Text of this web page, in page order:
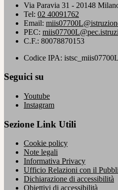
Via Paravia 31 - 20148
Tel: 02 40091762
Email:
PEC:
C.F.: 80078870153
Codice IPA: istsc_miis07700L
Seguici su
Youtube
Instagram
Sezione Link Utili
Cookie policy
Note legali
Informativa Privacy
Ufficio Relazioni con il
Dichiarazione di accessibilità
Obiettivi di accessibilità